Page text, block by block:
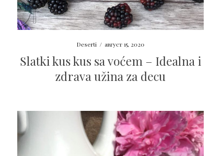
Deserti / август 15, 2020
Slatki kus kus sa voćem – Idealna i
zdrava užina za decu